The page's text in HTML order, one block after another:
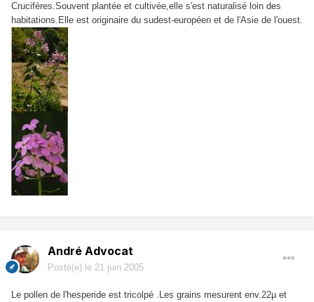
Crucifères.Souvent plantée et cultivée,elle s'est naturalisé loin des
habitations.Elle est originaire du sudest-européen et de l'Asie de l'ouest.
André Advocat
Posté(e) le 21 juin 2005
Le pollen de l'hesperide est tricolpé .Les grains mesurent env.22µ et